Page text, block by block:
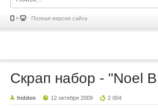
Полная версия сайта
Скрап набор - "Noel
hidden 12 октября 2009 2 004